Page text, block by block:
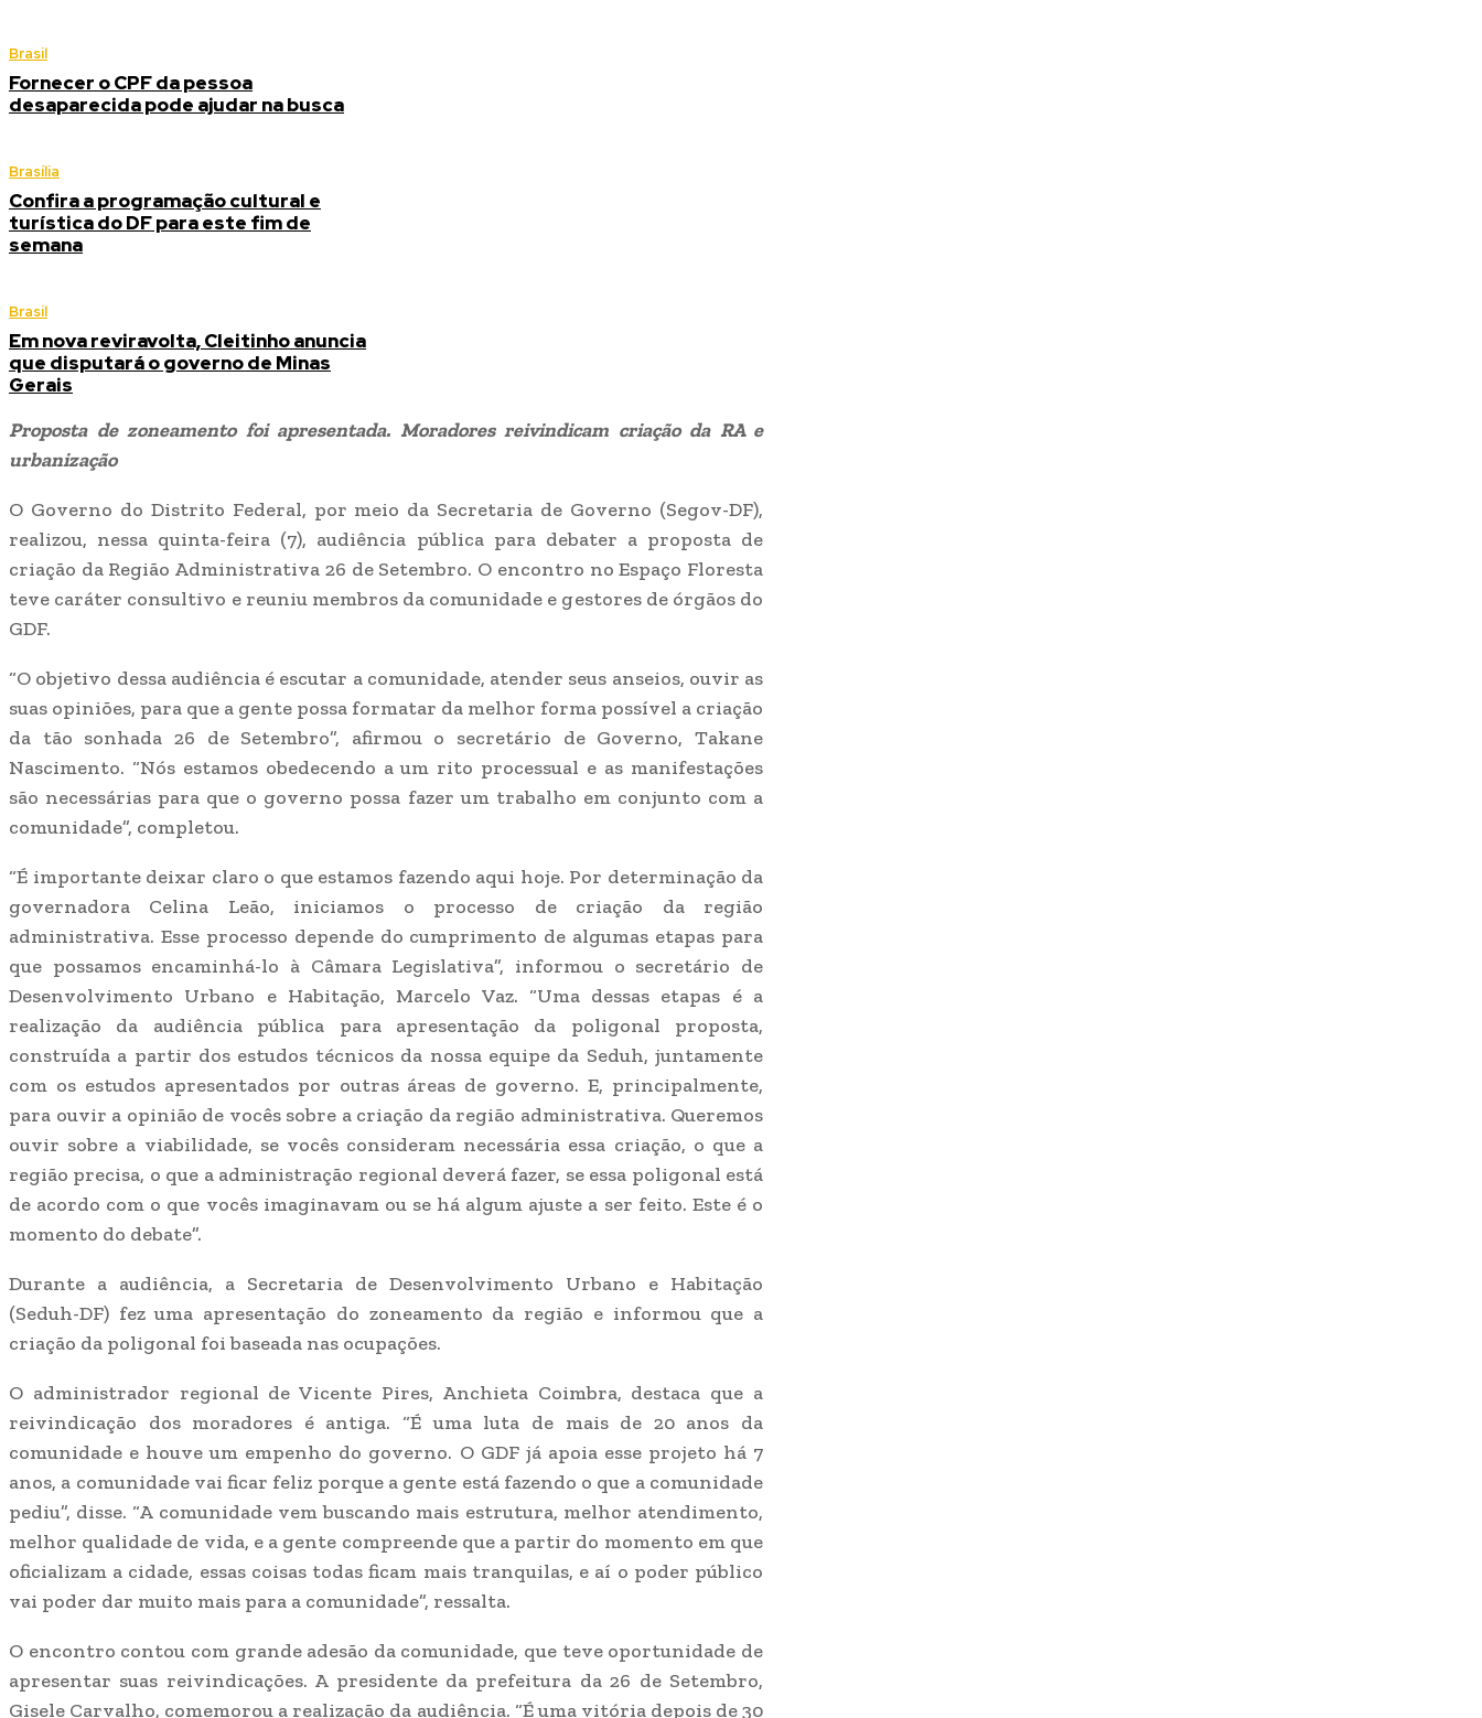
Brasil
Fornecer o CPF da pessoa
desaparecida pode ajudar na busca
Brasília
Confira a programação cultural e
turística do DF para este fim de
semana
Brasil
Em nova reviravolta, Cleitinho anuncia
que disputará o governo de Minas
Gerais
Proposta de zoneamento foi apresentada. Moradores reivindicam criação da RA e
urbanização
O Governo do Distrito Federal, por meio da Secretaria de Governo (Segov-DF),
realizou, nessa quinta-feira (7), audiência pública para debater a proposta de
criação da Região Administrativa 26 de Setembro. O encontro no Espaço Floresta
teve caráter consultivo e reuniu membros da comunidade e gestores de órgãos do
GDF.
“O objetivo dessa audiência é escutar a comunidade, atender seus anseios, ouvir as
suas opiniões, para que a gente possa formatar da melhor forma possível a criação
da tão sonhada 26 de Setembro”, afirmou o secretário de Governo, Takane
Nascimento. “Nós estamos obedecendo a um rito processual e as manifestações
são necessárias para que o governo possa fazer um trabalho em conjunto com a
comunidade”, completou.
“É importante deixar claro o que estamos fazendo aqui hoje. Por determinação da
governadora Celina Leão, iniciamos o processo de criação da região
administrativa. Esse processo depende do cumprimento de algumas etapas para
que possamos encaminhá-lo à Câmara Legislativa”, informou o secretário de
Desenvolvimento Urbano e Habitação, Marcelo Vaz. “Uma dessas etapas é a
realização da audiência pública para apresentação da poligonal proposta,
construída a partir dos estudos técnicos da nossa equipe da Seduh, juntamente
com os estudos apresentados por outras áreas de governo. E, principalmente,
para ouvir a opinião de vocês sobre a criação da região administrativa. Queremos
ouvir sobre a viabilidade, se vocês consideram necessária essa criação, o que a
região precisa, o que a administração regional deverá fazer, se essa poligonal está
de acordo com o que vocês imaginavam ou se há algum ajuste a ser feito. Este é o
momento do debate”.
Durante a audiência, a Secretaria de Desenvolvimento Urbano e Habitação
(Seduh-DF) fez uma apresentação do zoneamento da região e informou que a
criação da poligonal foi baseada nas ocupações.
O administrador regional de Vicente Pires, Anchieta Coimbra, destaca que a
reivindicação dos moradores é antiga. “É uma luta de mais de 20 anos da
comunidade e houve um empenho do governo. O GDF já apoia esse projeto há 7
anos, a comunidade vai ficar feliz porque a gente está fazendo o que a comunidade
pediu”, disse. “A comunidade vem buscando mais estrutura, melhor atendimento,
melhor qualidade de vida, e a gente compreende que a partir do momento em que
oficializam a cidade, essas coisas todas ficam mais tranquilas, e aí o poder público
vai poder dar muito mais para a comunidade”, ressalta.
O encontro contou com grande adesão da comunidade, que teve oportunidade de
apresentar suas reivindicações. A presidente da prefeitura da 26 de Setembro,
Gisele Carvalho, comemorou a realização da audiência. “É uma vitória depois de 30